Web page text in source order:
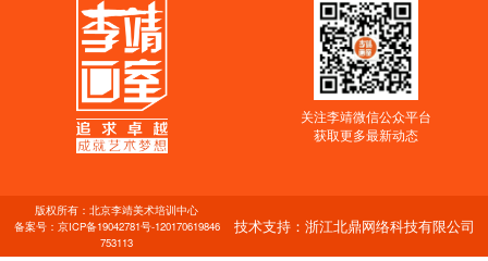
关注李靖微信公众平台
获取更多最新动态
版权所有：北京李靖美术培训中心
备案号： 京ICP备19042781号-120170619846
753113
技术支持：浙江北鼎网络科技有限公司